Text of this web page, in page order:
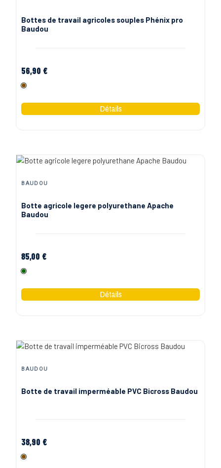
Bottes de travail agricoles souples Phénix pro
Baudou
56,90 €
Marron
BAUDOU
Botte agricole legere polyurethane Apache
Baudou
85,00 €
Vert
BAUDOU
Botte de travail imperméable PVC Bicross Baudou
38,90 €
Marron